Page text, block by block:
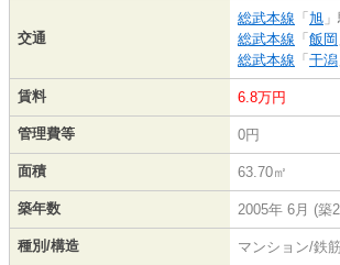
交通
総武本線 「旭
総武本線 「飯岡
総武本線 「干潟
賃料 6.8万円
管理費等 0円
面積 63.70㎡
築年数 2005年 6月 (築
種別/構造 マンション/鉄